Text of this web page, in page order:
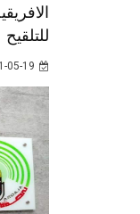
للتلقيح
05-19